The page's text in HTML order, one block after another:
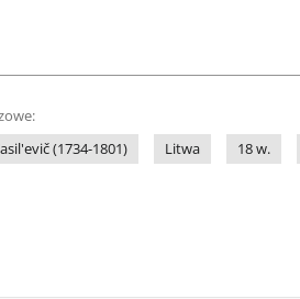
(1734-1801)
Litwa 18 w.